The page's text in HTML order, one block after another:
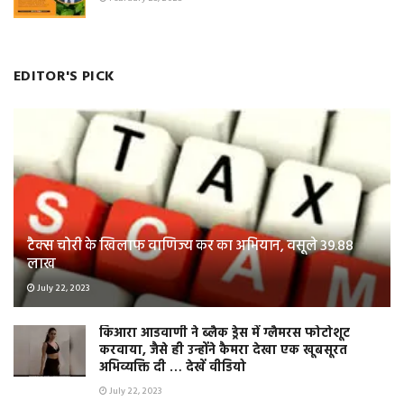
EDITOR'S PICK
टैक्स चोरी के खिलाफ वाणिज्य कर का अभियान, वसूले 39.88
लाख
July 22, 2023
किआरा आडवाणी ने ब्लैक ड्रेस में ग्लैमरस फोटोशूट
करवाया, जैसे ही उन्होंने कैमरा देखा एक खूबसूरत
अभिव्यक्ति दी … देखें वीडियो
July 22, 2023